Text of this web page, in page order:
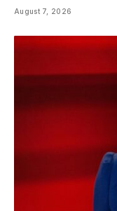
August 7, 2026